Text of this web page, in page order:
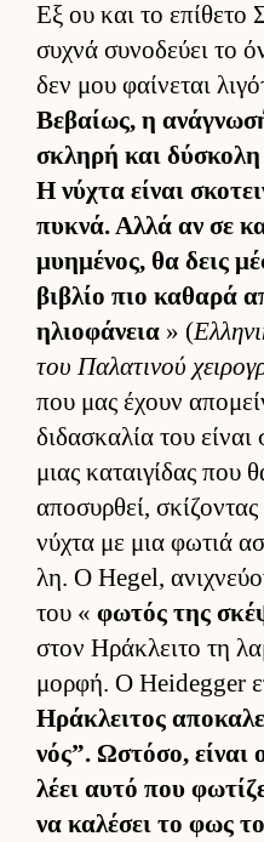
Εξ ου και το επίθετο
συχνά συνοδεύει το
δεν μου φαί­νεται
Βεβαί­ως, η
σκληρή και
Η νύχτα εί­ναι
πυκνά. Αλλά αν σε
μυημένος, θα δεις
βιβλίο πιο καθαρά
ηλιο­φάνεια » (
του Παλατινού
που μας έχουν
διδασκαλία του εί­ναι
μιας καται­γίδας που
αποσυρ­θεί,
νύχτα με μια φωτιά
λη. Ο Hegel,
του « φωτός της
στον Ηράκλειτο τη
μορ­φή. Ο Heidegger
Ηράκλει­τος
νός”. Ωστόσο, εί­ναι
λέει αυτό που
να καλέσει το φως